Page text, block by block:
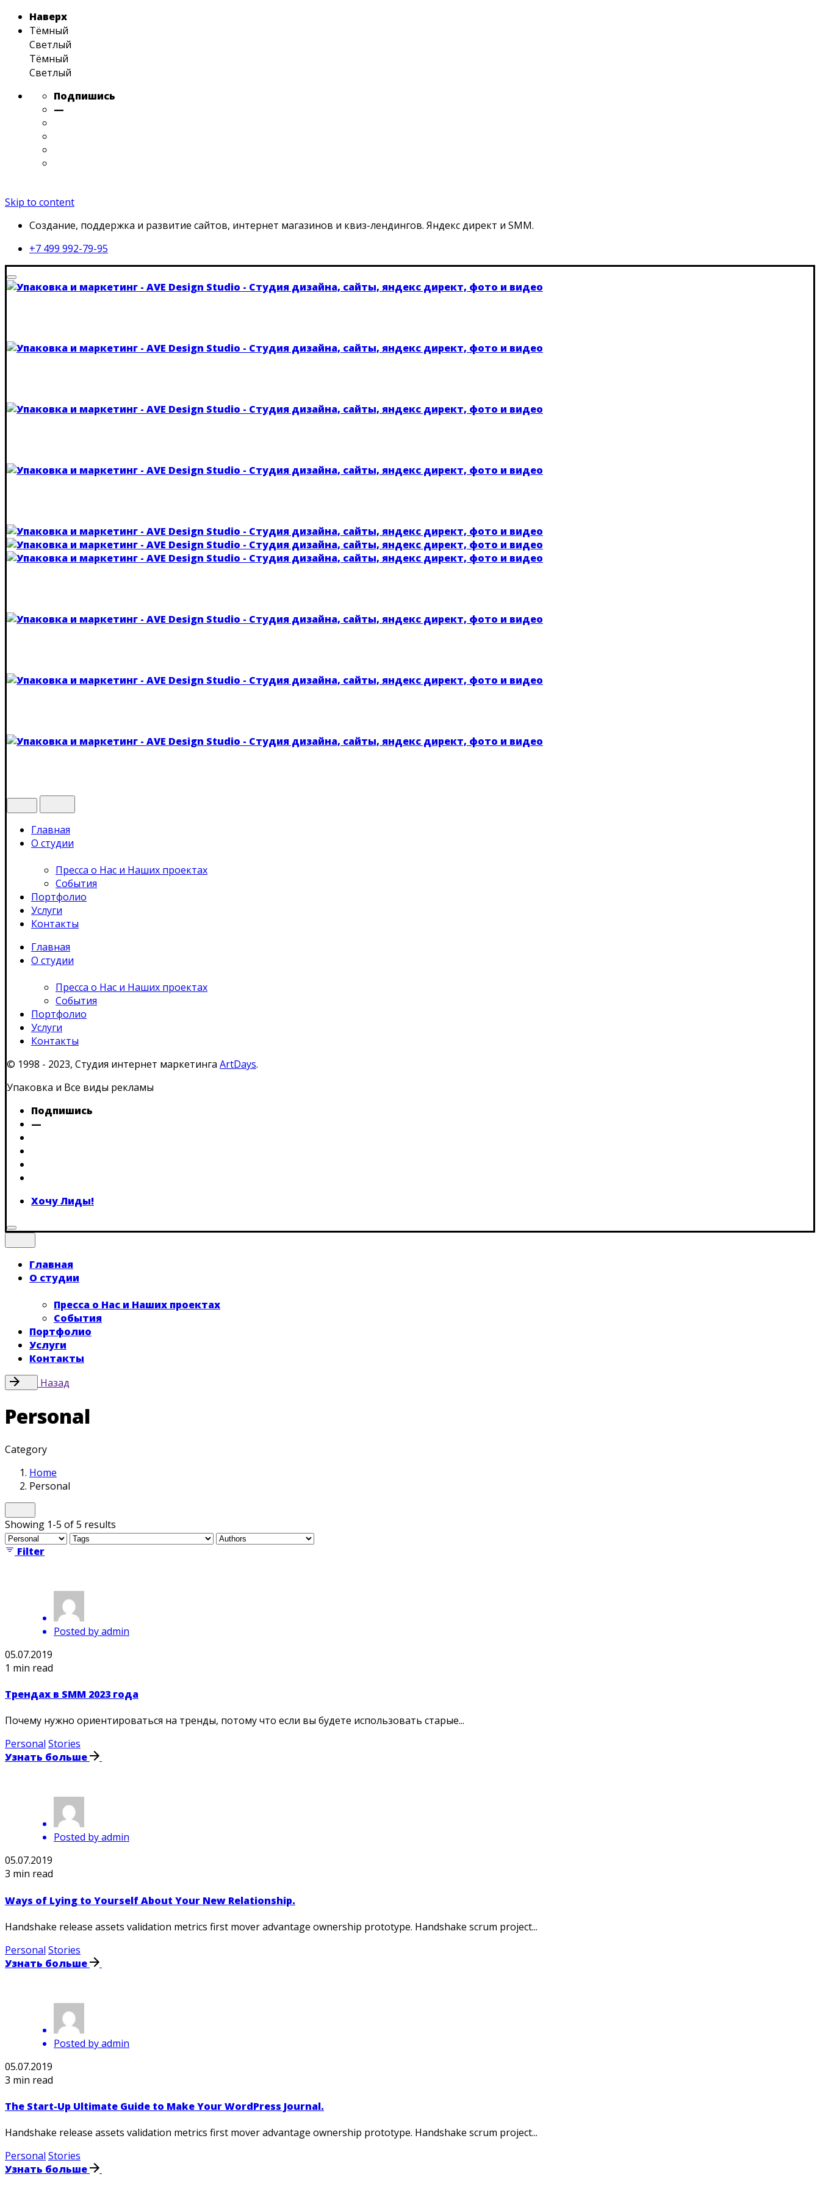
Наверх
Тёмный
Светлый
Тёмный
Светлый
Подпишись
—
Skip to content
Создание, поддержка и развитие сайтов, интернет магазинов и квиз-лендингов. Яндекс директ и SMM.
+7 499 992-79-95
Главная
О студии
Пресса о Нас и Наших проектах
События
Портфолио
Услуги
Контакты
Главная
О студии
Пресса о Нас и Наших проектах
События
Портфолио
Услуги
Контакты
© 1998 - 2023, Студия интернет маркетинга ArtDays.
Упаковка и Все виды рекламы
Подпишись
—
Хочу Лиды!
Главная
О студии
Пресса о Нас и Наших проектах
События
Портфолио
Услуги
Контакты
Назад
Personal
Category
Home
Personal
Showing 1-5 of 5 results
Filter
Posted byadmin
05.07.2019
1 min read
Трендах в SMM 2023 года
Почему нужно ориентироваться на тренды, потому что если вы будете использовать старые...
Personal Stories
Узнать больше
Posted byadmin
05.07.2019
3 min read
Ways of Lying to Yourself About Your New Relationship.
Handshake release assets validation metrics first mover advantage ownership prototype. Handshake scrum project...
Personal Stories
Узнать больше
Posted byadmin
05.07.2019
3 min read
The Start-Up Ultimate Guide to Make Your WordPress Journal.
Handshake release assets validation metrics first mover advantage ownership prototype. Handshake scrum project...
Personal Stories
Узнать больше